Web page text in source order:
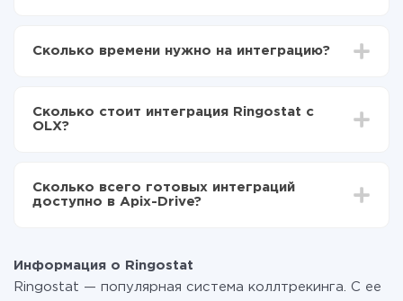
Выбираете какие данные передавать из
Теперь данные будут автоматически
передаваться из Ringostat в OLX
Сколько времени нужно на интеграцию?
отличаться и составлять от 5-ти до 30-минут. В
среднем настройка занимает 10-15 минут.
Сколько стоит интеграция Ringostat с
OLX?
функционал. Вы оплачиваете только количество
данных, которые по факту передаются из одной
перейти на платный, при необходимости. Подробнее
отарифах .
Сколько всего готовых интеграций
доступно в Apix-Drive?
Информация о Ringostat
Ringostat — популярная система коллтрекинга. С ее